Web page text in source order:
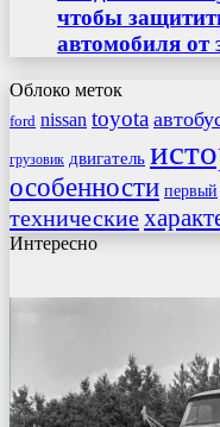
чтобы
автомобиля от
Облоко меток
ford nissan toyota
грузовик двигатель
особенности первый
технические
Интересно